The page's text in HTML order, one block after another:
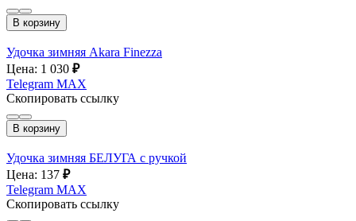
В корзину
Удочка зимняя Akara Finezza
Цена: 1 030 ₽
Telegram MAX
Скопировать ссылку
В корзину
Удочка зимняя БЕЛУГА с ручкой
Цена: 137 ₽
Telegram MAX
Скопировать ссылку